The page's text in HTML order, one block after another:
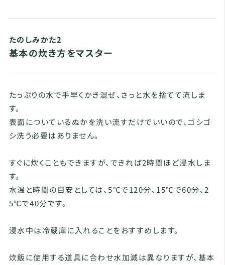
たのしみかた2
基本の炊き方をマスター
たっぷりの水で手早くかき混ぜ、さっと水を捨てて流しま
す。
表面についているぬかを洗い流すだけでいいので、ゴシゴ
シ洗う必要はありません。
すぐに炊くこともできますが、できれば2時間ほど浸水しま
す。
水温と時間の目安としては、5℃で120分、15℃で60分、2
5℃で40分です。
浸水中は冷蔵庫に入れることをおすすめします。
炊飯に使用する道具に合わせ水加減は異なりますが、基本